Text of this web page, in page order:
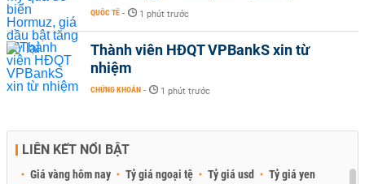
QUỐC TẾ - 1 phút trước
Thành viên HĐQT VPBankS xin từ
nhiệm
CHỨNG KHOÁN - 1 phút trước
LIÊN KẾT NỔI BẬT
Giá vàng hôm nay Tỷ giá ngoại tệ Tỷ giá usd Tỷ giá yen